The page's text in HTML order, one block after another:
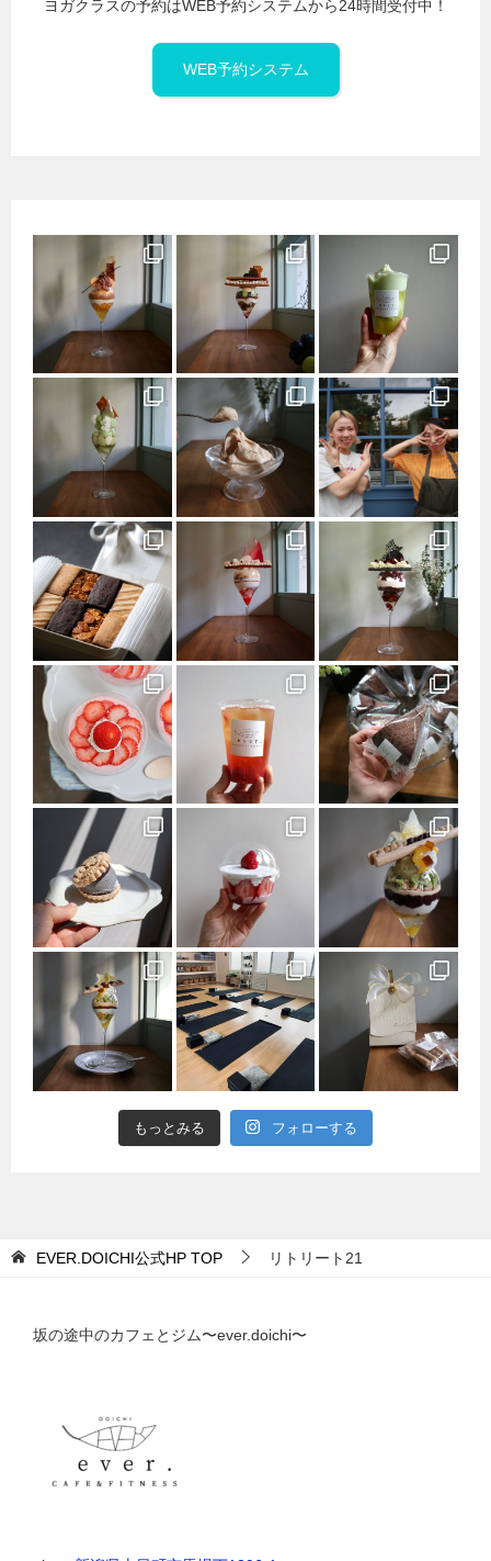
ヨガクラスの予約はWEB予約システムから24時間受付中！
WEB予約システム
もっとみる フォローする
EVER.DOICHI公式HP TOP リトリート21
坂の途中のカフェとジム〜ever.doichi〜